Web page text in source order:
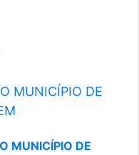
MUNICÍPIO DE
MUNICÍPIO DE